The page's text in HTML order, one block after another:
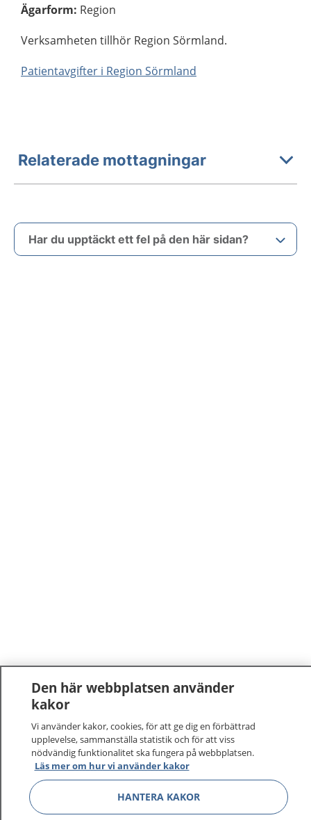
Ägarform: Region
Verksamheten tillhör Region Sörmland.
Patientavgifter i Region Sörmland
Relaterade mottagningar
Har du upptäckt ett fel på den här sidan?
Den här webbplatsen använder
kakor
Vi använder kakor, cookies, för att ge dig en förbättrad
upplevelse, sammanställa statistik och för att viss
nödvändig funktionalitet ska fungera på webbplatsen.
Läs mer om hur vi använder kakor
HANTERA KAKOR